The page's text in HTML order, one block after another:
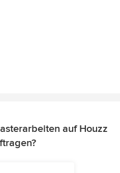
auf Houzz